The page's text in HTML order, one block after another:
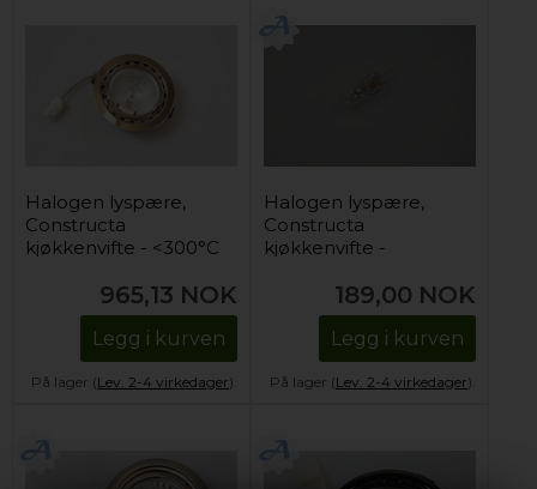
Halogen lyspære,
Constructa
kjøkkenvifte - <300°C
965,13 NOK
Legg i kurven
På lager (Lev. 2-4 virkedager).
Halogen lyspære,
Constructa
kjøkkenvifte -
189,00 NOK
Legg i kurven
På lager (Lev. 2-4 virkedager).